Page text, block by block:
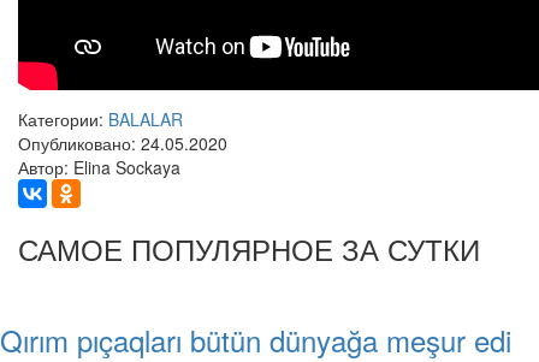
Категории: BALALAR
Опубликовано: 24.05.2020
Автор: Elina Sockaya
САМОЕ ПОПУЛЯРНОЕ ЗА СУТКИ
Qırım pıçaqları bütün dünyağa meşur edi